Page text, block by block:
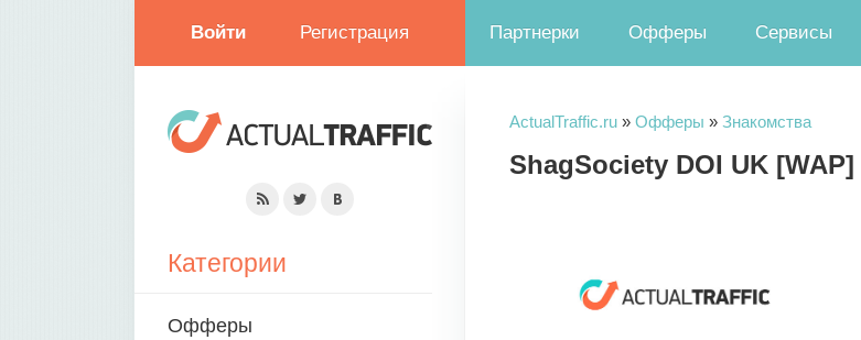
Войти Регистрация Партнерки Офферы Сервисы
ActualTraffic.ru » Офферы » Знакомства
ShagSociety DOI UK [WAP]
Категории
Офферы